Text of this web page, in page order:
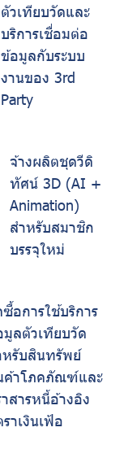
ตัวเทียบวัดและ
บริการเชื่อมต่อ
ข้อมูลกับระบบ
งานของ 3rd
Party
จ้างผลิตชุดวีดิ
ทัศน์ 3D (AI +
Animation)
สำหรับสมาชิก
บรรจุใหม่
อการใช้บริการ
ลตัวเทียบวัด
หรับสินทรัพย์
ค้าโภคภัณฑ์และ
สารหนี้อ้างอิง
าเงินเฟ้อ